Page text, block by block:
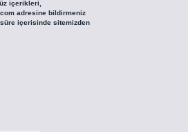
içerikleri,
adresine bildirmeniz
içerisinde sitemizden